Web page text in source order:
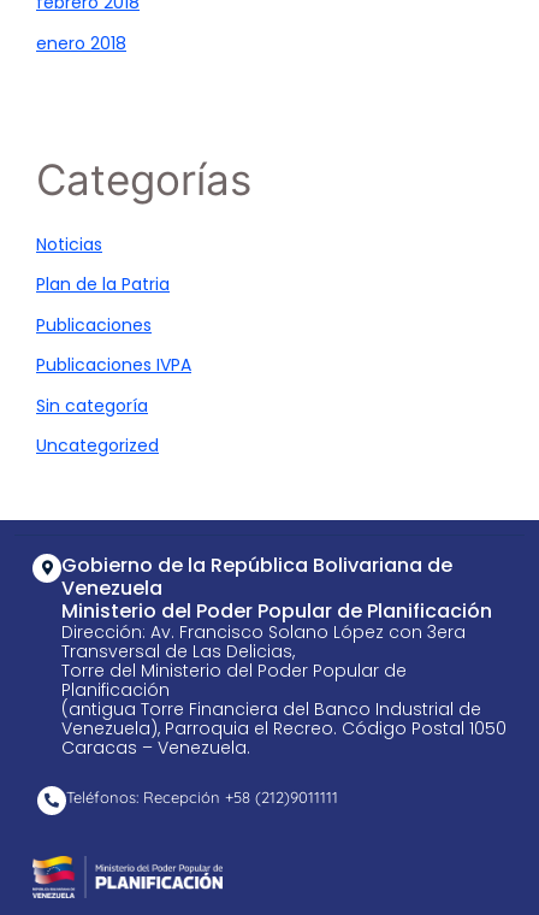
enero 2018
Categorías
Noticias
Plan de la Patria
Publicaciones
Publicaciones IVPA
Sin categoría
Uncategorized
Gobierno de la República Bolivariana de
Venezuela
Ministerio del Poder Popular de Planificación
Dirección: Av. Francisco Solano López con 3era
Transversal de Las Delicias,
Torre del Ministerio del Poder Popular de
Planificación
(antigua Torre Financiera del Banco Industrial de
Venezuela), Parroquia el Recreo. Código Postal 1050
Caracas – Venezuela.
Teléfonos: Recepción +58 ​(212)9011111